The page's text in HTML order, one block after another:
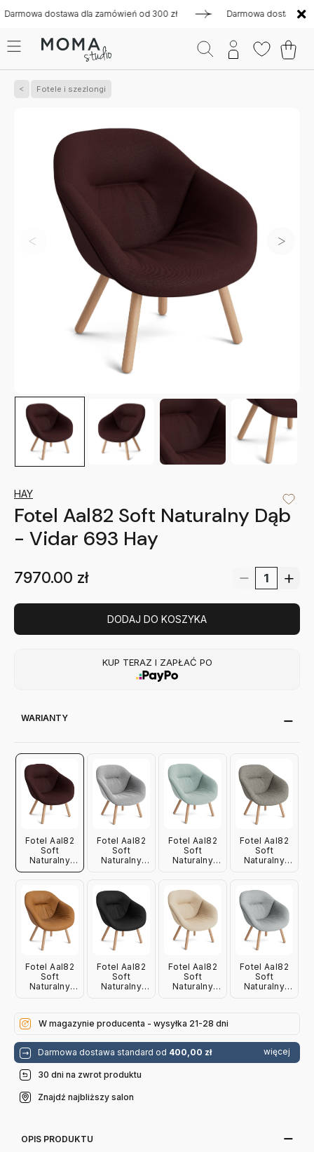
dostawa dla zamówień od 300 zł Darmowa dostawa dla
Fotele i szezlongi
HAY
Fotel Aal82 Soft Naturalny Dąb
- Vidar 693 Hay
7970.00 zł
DODAJ DO KOSZYKA
KUP TERAZ I ZAPŁAĆ PO
WARIANTY
Fotel Aal82
Soft
Naturalny
Dąb - Vidar
Fotel Aal82
Soft
Naturalny
130 Hay
Fotel Aal82
Soft
Naturalny
Fotel Aal82
Soft
Naturalny
Fotel Aal82
Soft
Naturalny
Fotel Aal82
Soft
Naturalny
Fotel Aal82
Soft
Naturalny
Fotel Aal82
Soft
Naturalny
W magazynie producenta - wysyłka 21-28 dni
Darmowa dostawa standard od 400,00 zł więcej
30 dni na zwrot produktu
Znajdź najbliższy salon
OPIS PRODUKTU